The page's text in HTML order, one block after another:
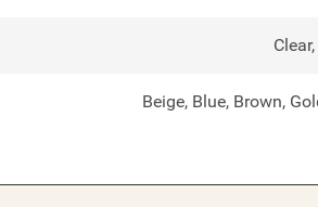
Beige, Blue, Brown,